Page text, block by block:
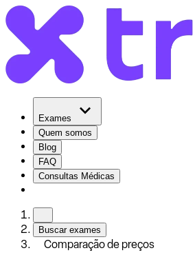
Exames
Quem somos
Blog
FAQ
Consultas Médicas
Buscar exames
Comparação de preços